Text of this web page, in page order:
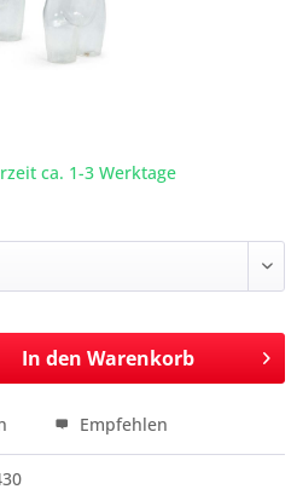
ca. 1-3 Werktage
In den Warenkorb
Empfehlen